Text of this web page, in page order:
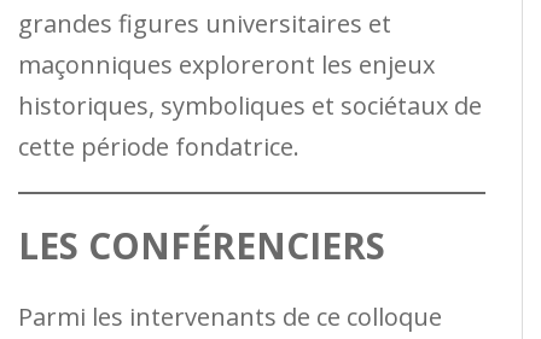
grandes figures universitaires et
maçonniques exploreront les enjeux
historiques, symboliques et sociétaux de
cette période fondatrice.
LES CONFÉRENCIERS
Parmi les intervenants de ce colloque